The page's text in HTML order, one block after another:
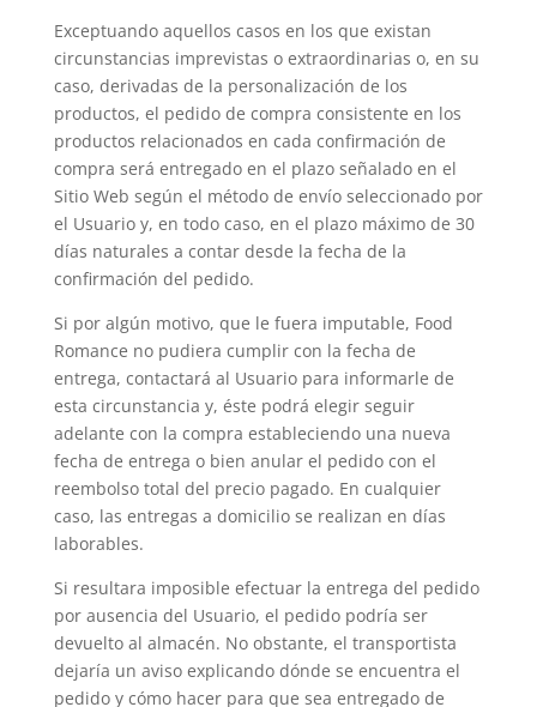
Exceptuando aquellos casos en los que existan
circunstancias imprevistas o extraordinarias o, en su
caso, derivadas de la personalización de los
productos, el pedido de compra consistente en los
productos relacionados en cada confirmación de
compra será entregado en el plazo señalado en el
Sitio Web según el método de envío seleccionado por
el Usuario y, en todo caso, en el plazo máximo de 30
días naturales a contar desde la fecha de la
confirmación del pedido.
Si por algún motivo, que le fuera imputable, Food
Romance no pudiera cumplir con la fecha de
entrega, contactará al Usuario para informarle de
esta circunstancia y, éste podrá elegir seguir
adelante con la compra estableciendo una nueva
fecha de entrega o bien anular el pedido con el
reembolso total del precio pagado. En cualquier
caso, las entregas a domicilio se realizan en días
laborables.
Si resultara imposible efectuar la entrega del pedido
por ausencia del Usuario, el pedido podría ser
devuelto al almacén. No obstante, el transportista
dejaría un aviso explicando dónde se encuentra el
pedido y cómo hacer para que sea entregado de